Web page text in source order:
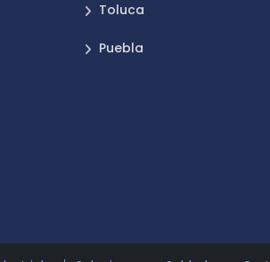
Toluca
Puebla